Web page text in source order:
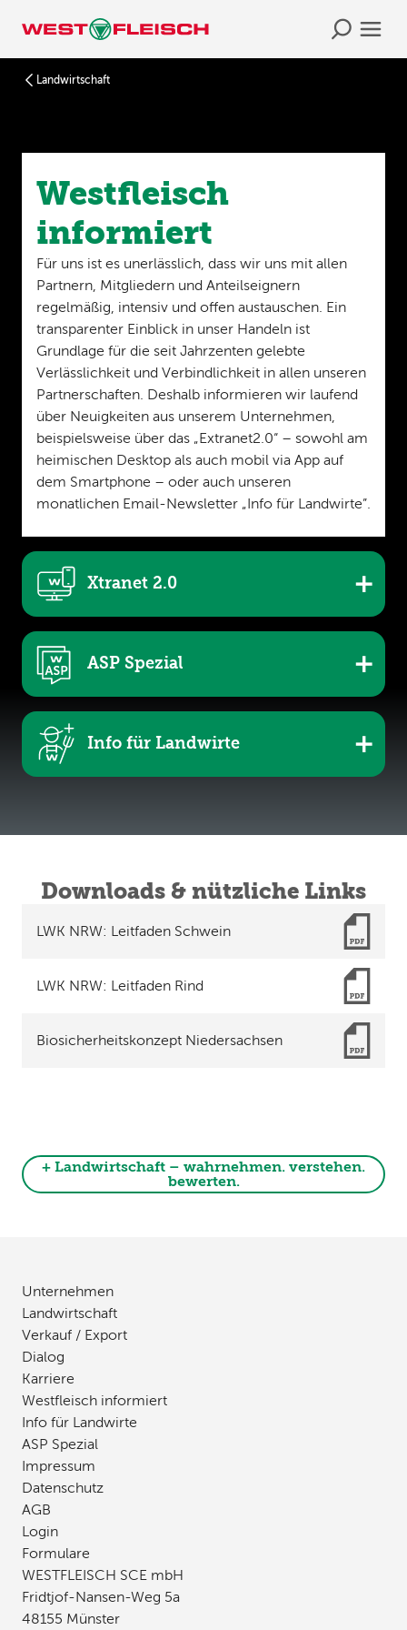
Landwirtschaft
Westfleisch
informiert
Für uns ist es unerlässlich, dass wir uns mit allen
Partnern, Mitgliedern und Anteilseignern
regelmäßig, intensiv und offen austauschen. Ein
transparenter Einblick in unser Handeln ist
Grundlage für die seit Jahrzenten gelebte
Verlässlichkeit und Verbindlichkeit in allen unseren
Partnerschaften. Deshalb informieren wir laufend
über Neuigkeiten aus unserem Unternehmen,
beispielsweise über das „Extranet2.0“ – sowohl am
heimischen Desktop als auch mobil via App auf
dem Smartphone – oder auch unseren
monatlichen Email-Newsletter „Info für Landwirte”.
Xtranet 2.0
ASP Spezial
Info für Landwirte
Downloads & nützliche Links
LWK NRW: Leitfaden Schwein
LWK NRW: Leitfaden Rind
Biosicherheitskonzept Niedersachsen
+ Landwirtschaft – wahrnehmen. verstehen.
bewerten.
Unternehmen
Landwirtschaft
Verkauf / Export
Dialog
Karriere
Westfleisch informiert
Info für Landwirte
ASP Spezial
Impressum
Datenschutz
AGB
Login
Formulare
WESTFLEISCH SCE mbH
Fridtjof-Nansen-Weg 5a
48155 Münster